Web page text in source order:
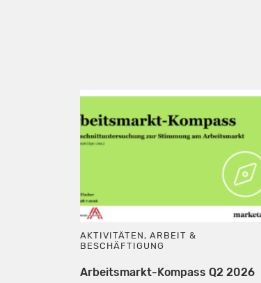
AKTIVITÄTEN, ARBEIT &
BESCHÄFTIGUNG
Arbeitsmarkt-Kompass Q2 2026